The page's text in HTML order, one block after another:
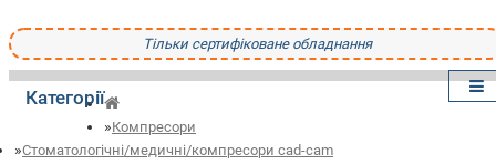
Тільки сертифіковане обладнання
Категорії
Компресори
Стоматологічні/медичні/компресори cad-cam